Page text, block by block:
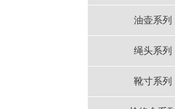
油壶系列
绳头系列
靴寸系列